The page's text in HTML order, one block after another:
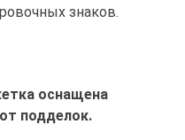
знаков.
оснащена
подделок.